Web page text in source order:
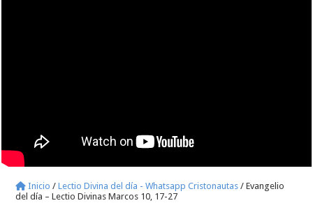
Inicio / Lectio Divina del día - Whatsapp Cristonautas / Evangelio
del día – Lectio Divinas Marcos 10, 17-27